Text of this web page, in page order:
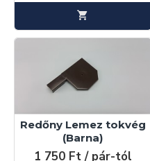
Redőny Lemez tokvég
(Barna)
1 750 Ft / pár-tól